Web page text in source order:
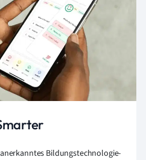
Bildungstechnologie-